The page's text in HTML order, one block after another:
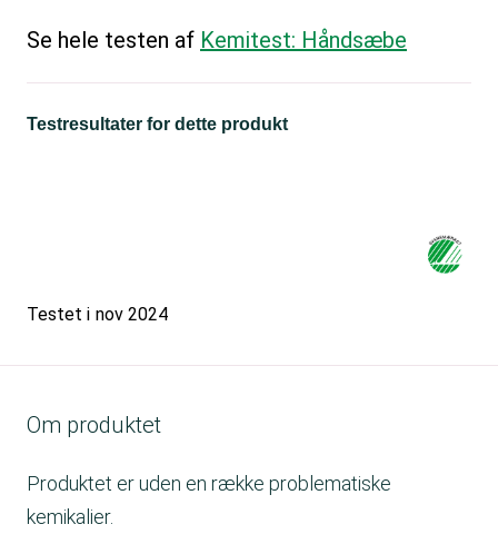
Se hele testen af Kemitest: Håndsæbe
Testresultater for dette produkt
Testet i nov 2024
Om produktet
Produktet er uden en række problematiske
kemikalier.